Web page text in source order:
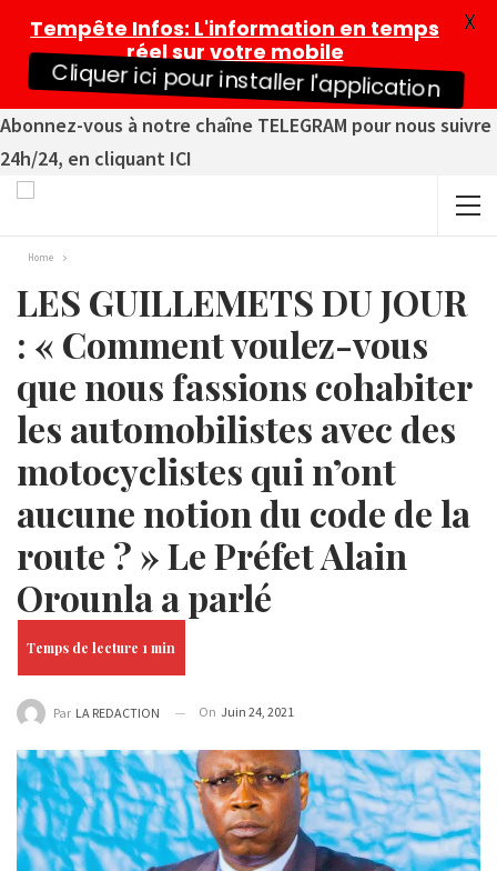
Abonnez-vous à notre chaîne TELEGRAM pour nous suivre
24h/24, en cliquant ICI
Home
LES GUILLEMETS DU JOUR
: « Comment voulez-vous
que nous fassions cohabiter
les automobilistes avec des
motocyclistes qui n’ont
aucune notion du code de la
route ? » Le Préfet Alain
Orounla a parlé
Par LA REDACTION On Juin 24, 2021
Tempête Infos: L'information en temps
réel sur votre mobile
Cliquer ici pour installer l'application
X